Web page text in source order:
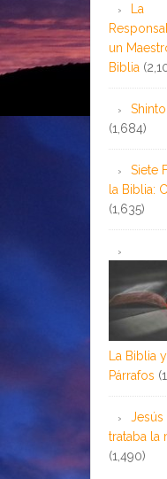
La
un
Biblia
(1,684)
Siete
la Biblia:
(1,635)
La Biblia
Párrafos
trataba la
(1,490)